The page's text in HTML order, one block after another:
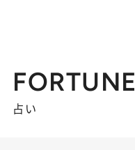
FORTUNE
占い